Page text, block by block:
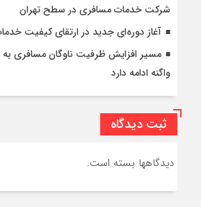
شرکت خدمات مسافری در سطح تهران
آغاز دوره‌ای جدید در ارتقای کیفیت
واگنه ادامه دارد
ثبت دیدگاه
دیدگاهها بسته است.